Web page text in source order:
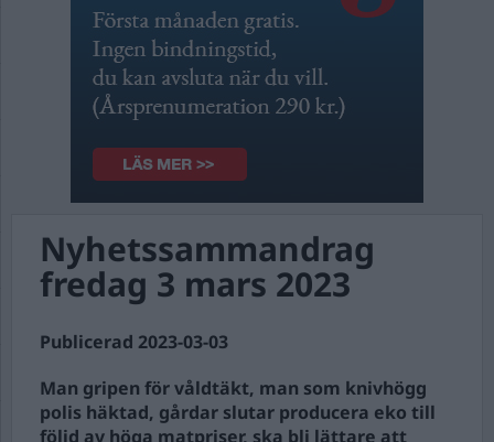
Nyhetssammandrag
fredag 3 mars 2023
Publicerad 2023-03-03
Man gripen för våldtäkt, man som knivhögg
polis häktad, gårdar slutar producera eko till
följd av höga matpriser, ska bli lättare att